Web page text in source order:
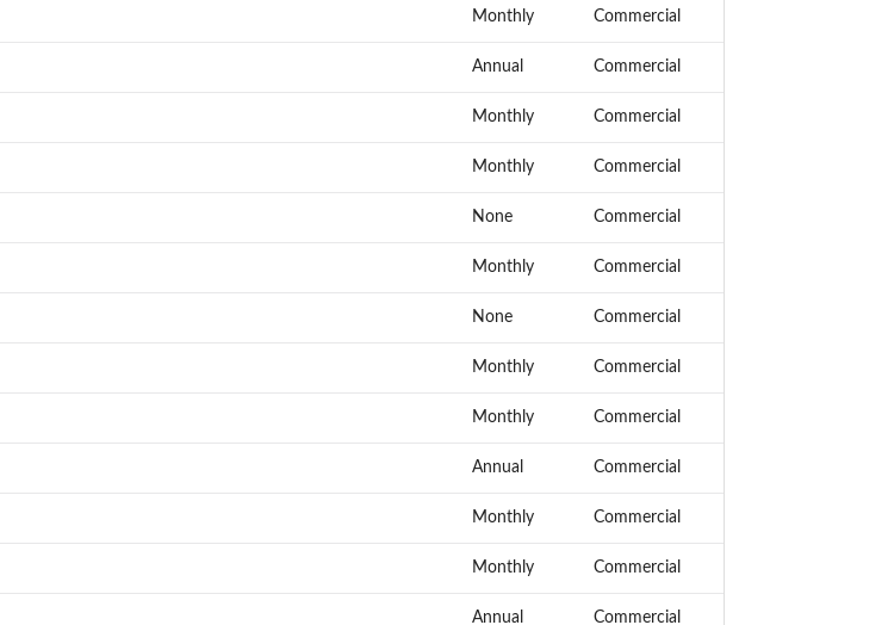
Monthly Commercial
Annual Commercial
Monthly Commercial
Monthly Commercial
None Commercial
Monthly Commercial
None Commercial
Monthly Commercial
Monthly Commercial
Annual Commercial
Monthly Commercial
Monthly Commercial
Annual Commercial